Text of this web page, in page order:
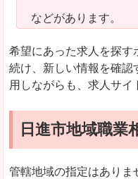
などがあります。
希望にあった求人を探す
続け、新しい情報を確認
用しながらも、求人サイ
日進市地域職業
管轄地域の指定はありま